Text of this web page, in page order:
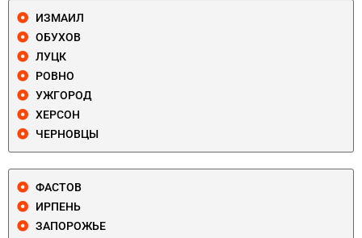
ИЗМАИЛ
ОБУХОВ
ЛУЦК
РОВНО
УЖГОРОД
ХЕРСОН
ЧЕРНОВЦЫ
ФАСТОВ
ИРПЕНЬ
ЗАПОРОЖЬЕ